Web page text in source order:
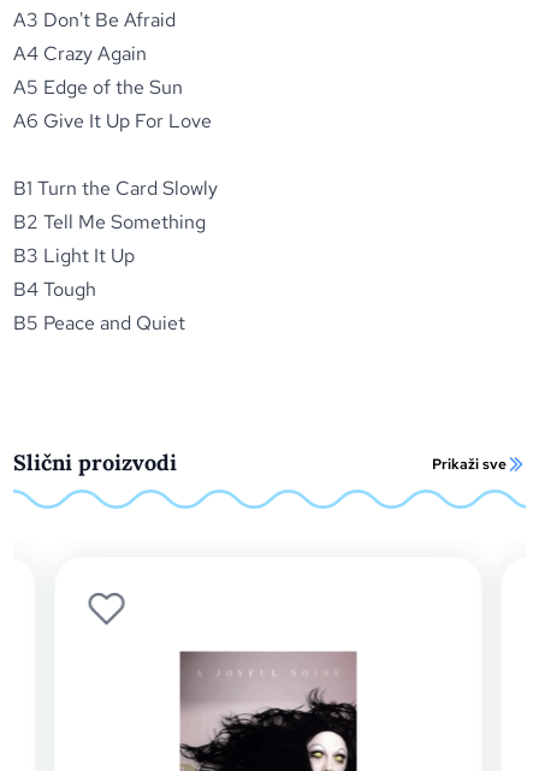
A3 Don't Be Afraid
A4 Crazy Again
A5 Edge of the Sun
A6 Give It Up For Love
B1 Turn the Card Slowly
B2 Tell Me Something
B3 Light It Up
B4 Tough
B5 Peace and Quiet
Slični proizvodi Prikaži sve